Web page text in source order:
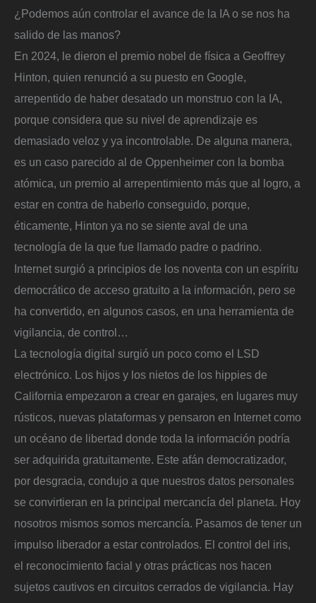
¿Podemos aún controlar el avance de la IA o se nos ha
salido de las manos?
En 2024, le dieron el premio nobel de física a Geoffrey
Hinton, quien renunció a su puesto en Google,
arrepentido de haber desatado un monstruo con la IA,
porque considera que su nivel de aprendizaje es
demasiado veloz y ya incontrolable. De alguna manera,
es un caso parecido al de Oppenheimer con la bomba
atómica, un premio al arrepentimiento más que al logro, a
estar en contra de haberlo conseguido, porque,
éticamente, Hinton ya no se siente aval de una
tecnología de la que fue llamado padre o padrino.
Internet surgió a principios de los noventa con un espíritu
democrático de acceso gratuito a la información, pero se
ha convertido, en algunos casos, en una herramienta de
vigilancia, de control…
La tecnología digital surgió un poco como el LSD
electrónico. Los hijos y los nietos de los hippies de
California empezaron a crear en garajes, en lugares muy
rústicos, nuevas plataformas y pensaron en Internet como
un océano de libertad donde toda la información podría
ser adquirida gratuitamente. Este afán democratizador,
por desgracia, condujo a que nuestros datos personales
se convirtieran en la principal mercancía del planeta. Hoy
nosotros mismos somos mercancía. Pasamos de tener un
impulso liberador a estar controlados. El control del iris,
el reconocimiento facial y otras prácticas nos hacen
sujetos cautivos en circuitos cerrados de vigilancia. Hay